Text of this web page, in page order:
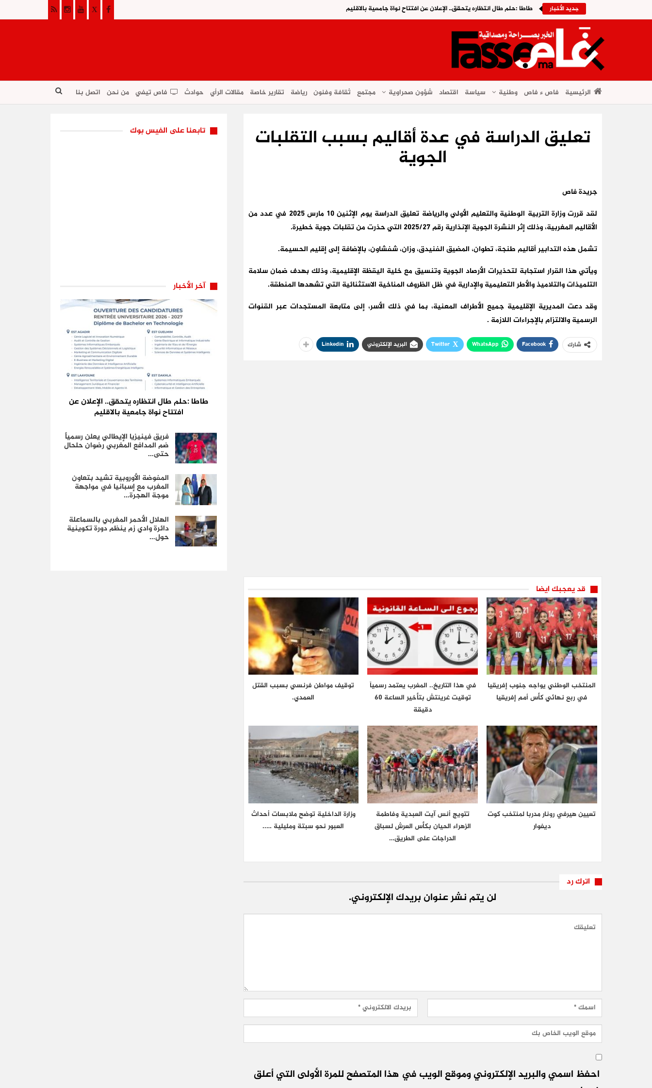
جديد الأخبار طاطا :حلم طال انتظاره يتحقق.. الإعلان عن افتتاح نواة جامعية بالاقليم
الرئيسية فاص ء فاص وطنية سياسة اقتصاد شؤون صحراوية مجتمع ثقافة وفنون رياضة تقارير خاصة مقالات الرأي حوادث فاص تيفي من نحن اتصل بنا
تعليق الدراسة في عدة أقاليم بسبب التقلبات
الجوية
جريدة فاص
لقد قررت وزارة التربية الوطنية والتعليم الأولي والرياضة تعليق الدراسة يوم الإثنين 10 مارس 2025 في عدد من
الأقاليم المغربية، وذلك إثر النشرة الجوية الإنذارية رقم 2025/27 التي حذرت من تقلبات جوية خطيرة.
تشمل هذه التدابير أقاليم طنجة، تطوان، المضيق الفنيدق، وزان، شفشاون، بالإضافة إلى إقليم الحسيمة.
ويأتي هذا القرار استجابة لتحذيرات الأرصاد الجوية وتنسيق مع خلية اليقظة الإقليمية، وذلك بهدف ضمان سلامة
التلميذات والتلاميذ والأطر التعليمية والإدارية في ظل الظروف المناخية الاستثنائية التي تشهدها المنطقة.
وقد دعت المديرية الإقليمية جميع الأطراف المعنية، بما في ذلك الأسر، إلى متابعة المستجدات عبر القنوات
الرسمية والالتزام بالإجراءات اللازمة .
شارك Facebook
WhatsApp
Twitter البريد الإلكتروني Linkedin
قد يعجبك ايضا
المنتخب الوطني يواجه جنوب إفريقيا
في ربع نهائي كأس أمم إفريقيا
في هذا التاريخ.. المغرب يعتمد رسمياً
توقيت غرينتش بتأخير الساعة 60
دقيقة
توقيف مواطن فرنسي بسبب القتل
العمدي.
تعيين هيرفي رونار مدربا لمنتخب كوت
ديفوار
تتويج أنس آيت العبدية وفاطمة
الزهراء الحيان بكأس العرش لسباق
الدراجات على الطريق…
وزارة الداخلية توضح ملابسات أحداث
العبور نحو سبتة ومليلية …..
اترك رد
لن يتم نشر عنوان بريدك الإلكتروني.
احفظ اسمي والبريد الإلكتروني وموقع الويب في هذا المتصفح للمرة الأولى التي أعلق
تابعنا على الفيس بوك
آخر الأخبار
طاطا :حلم طال انتظاره يتحقق.. الإعلان عن
افتتاح نواة جامعية بالاقليم
فريق فينيزيا الإيطالي يعلن رسمياً
ضم المدافع المغربي رضوان حلحال
حتى…
المفوضة الأوروبية تشيد بتعاون
المغرب مع إسبانيا في مواجهة
موجة الهجرة…
الهلال الأحمر المغربي بالسماعلة
دائرة وادي زم ينظم دورة تكوينية
حول…